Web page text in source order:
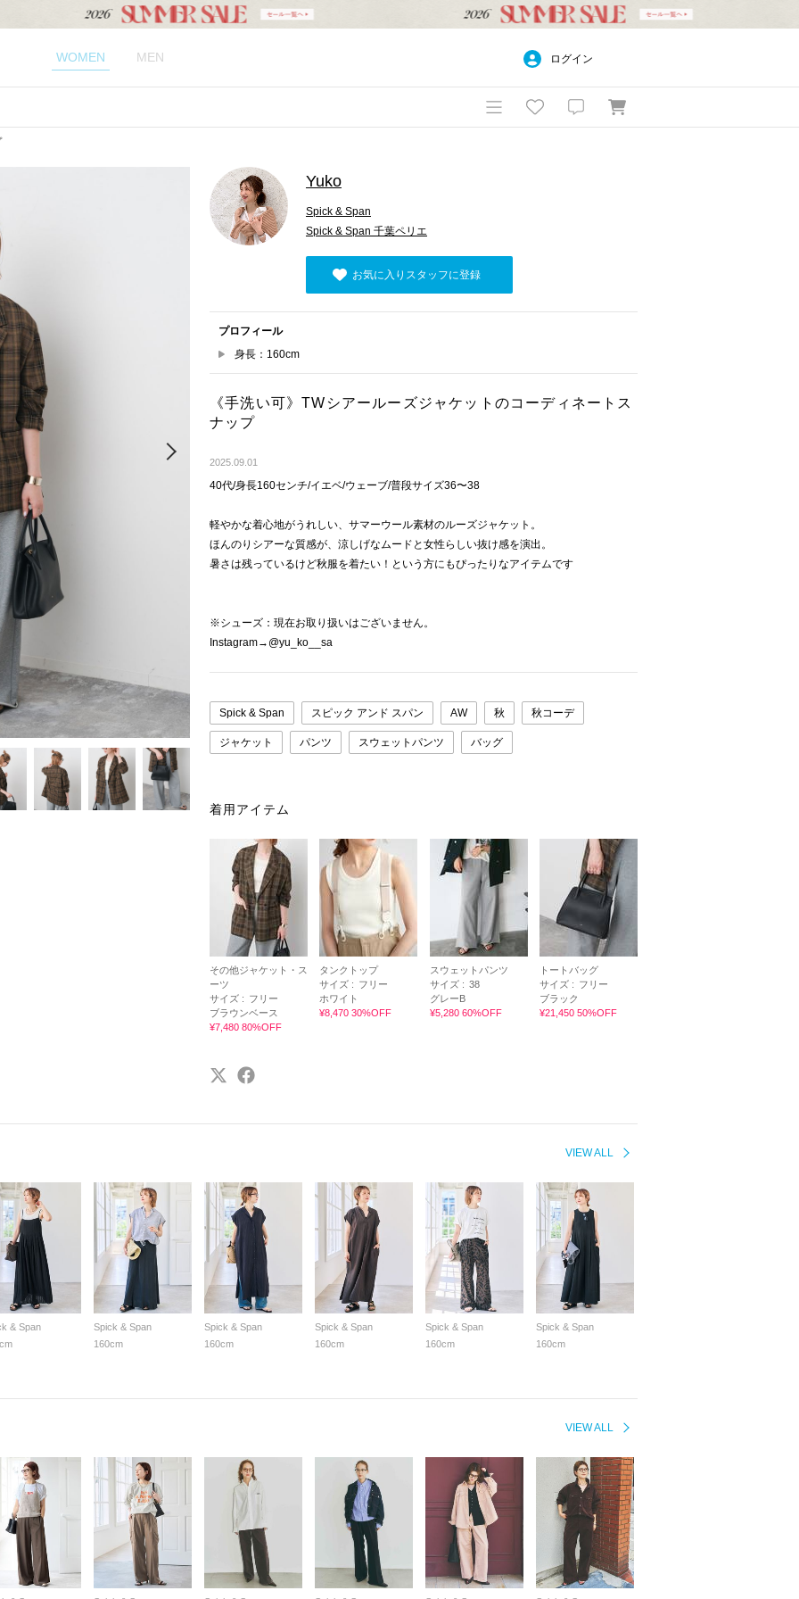
WOMEN MEN ログイン
Yuko
Spick & Span
Spick & Span 千葉ペリエ
お気に入りスタッフに登録
プロフィール
身長：160cm
《手洗い可》TWシアールーズジャケットのコーディネートス
ナップ
2025.09.01
40代/身長160センチ/イエベ/ウェーブ/普段サイズ36〜38
軽やかな着心地がうれしい、サマーウール素材のルーズジャケット。
ほんのりシアーな質感が、涼しげなムードと女性らしい抜け感を演出。
暑さは残っているけど秋服を着たい！という方にもぴったりなアイテムです
※シューズ：現在お取り扱いはございません。
Instagram→@yu_ko__sa
Spick & Span スピック アンド スパン AW 秋 秋コーデ
ジャケット パンツ スウェットパンツ バッグ
着用アイテム
その他ジャケット・ス
ーツ
サイズ : フリー
ブラウンベース
¥7,480 80%OFF
タンクトップ
サイズ : フリー
ホワイト
¥8,470 30%OFF
スウェットパンツ
サイズ : 38
グレーB
¥5,280 60%OFF
トートバッグ
サイズ : フリー
ブラック
¥21,450 50%OFF
VIEW ALL
& Span
Spick & Span
160cm
Spick & Span
160cm
Spick & Span
160cm
Spick & Span
160cm
Spick & Span
160cm
VIEW ALL